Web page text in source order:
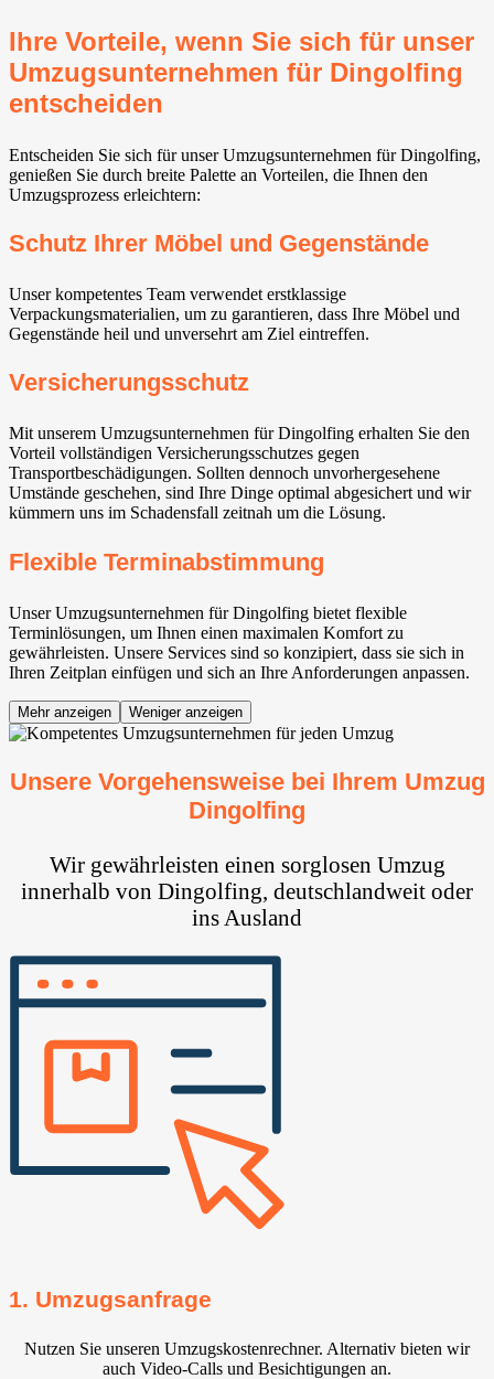
Ihre Vorteile, wenn Sie sich für unser
Umzugsunternehmen für Dingolfing
entscheiden
Entscheiden Sie sich für unser Umzugsunternehmen für Dingolfing,
genießen Sie durch breite Palette an Vorteilen, die Ihnen den
Umzugsprozess erleichtern:
Schutz Ihrer Möbel und Gegenstände
Unser kompetentes Team verwendet erstklassige
Verpackungsmaterialien, um zu garantieren, dass Ihre Möbel und
Gegenstände heil und unversehrt am Ziel eintreffen.
Versicherungsschutz
Mit unserem Umzugsunternehmen für Dingolfing erhalten Sie den
Vorteil vollständigen Versicherungsschutzes gegen
Transportbeschädigungen. Sollten dennoch unvorhergesehene
Umstände geschehen, sind Ihre Dinge optimal abgesichert und wir
kümmern uns im Schadensfall zeitnah um die Lösung.
Flexible Terminabstimmung
Unser Umzugsunternehmen für Dingolfing bietet flexible
Terminlösungen, um Ihnen einen maximalen Komfort zu
gewährleisten. Unsere Services sind so konzipiert, dass sie sich in
Ihren Zeitplan einfügen und sich an Ihre Anforderungen anpassen.
Mehr anzeigen Weniger anzeigen
Unsere Vorgehensweise bei Ihrem Umzug
Dingolfing
Wir gewährleisten einen sorglosen Umzug
innerhalb von Dingolfing, deutschlandweit oder
ins Ausland
1. Umzugsanfrage
Nutzen Sie unseren Umzugskostenrechner. Alternativ bieten wir
auch Video-Calls und Besichtigungen an.